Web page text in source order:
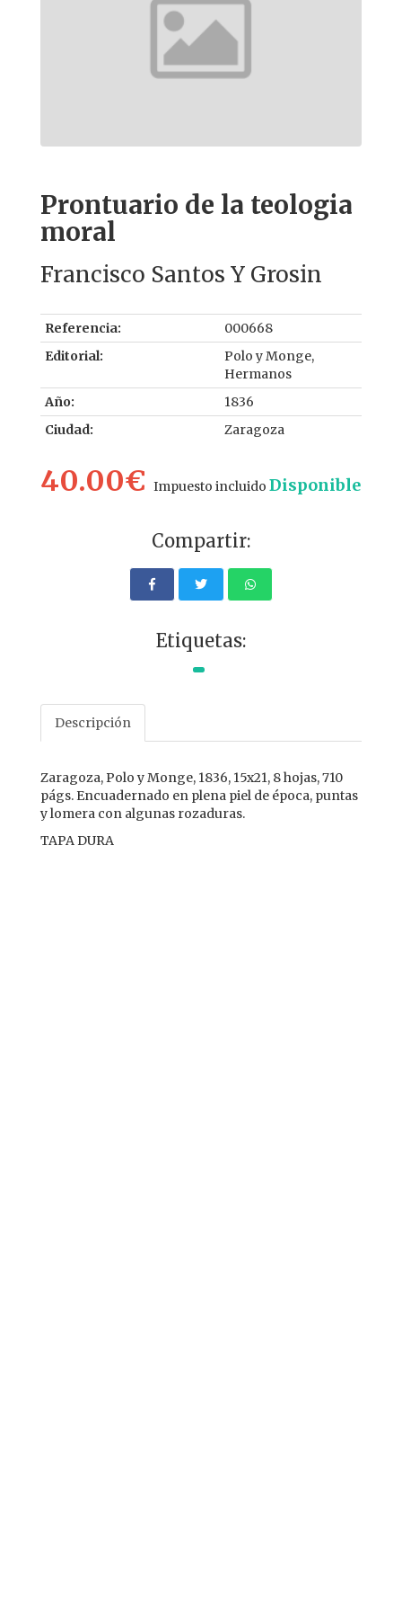
Prontuario de la teologia
moral
Francisco Santos Y Grosin
Referencia:
000668
Editorial:
Polo y Monge,
Hermanos
Año:
1836
Ciudad:
Zaragoza
40.00€ Impuesto incluido Disponible
Compartir:
Etiquetas:
Descripción
Zaragoza, Polo y Monge, 1836, 15x21, 8 hojas, 710
págs. Encuadernado en plena piel de época, puntas
y lomera con algunas rozaduras.
TAPA DURA